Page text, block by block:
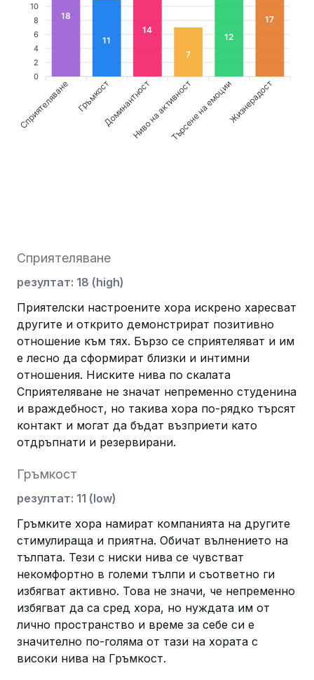
10
8
6
4
2
0
18
11
14
7
12
17
Сприятеляване ГръмкостДоминантностНиво на активностТърсене на емоцииЖизнерадост
Сприятеляване
резултат: 18 (high)
Приятелски настроените хора искрено харесват
другите и открито демонстрират позитивно
отношение към тях. Бързо се сприятеляват и им
е лесно да сформират близки и интимни
отношения. Ниските нива по скалата
Сприятеляване не значат непременно студенина
и враждебност, но такива хора по-рядко търсят
контакт и могат да бъдат възприети като
отдръпнати и резервирани.
Гръмкост
резултат: 11 (low)
Гръмките хора намират компанията на другите
стимулираща и приятна. Обичат вълнението на
тълпата. Тези с ниски нива се чувстват
некомфортно в големи тълпи и съответно ги
избягват активно. Това не значи, че непременно
избягват да са сред хора, но нуждата им от
лично пространство и време за себе си е
значително по-голяма от тази на хората с
високи нива на Гръмкост.